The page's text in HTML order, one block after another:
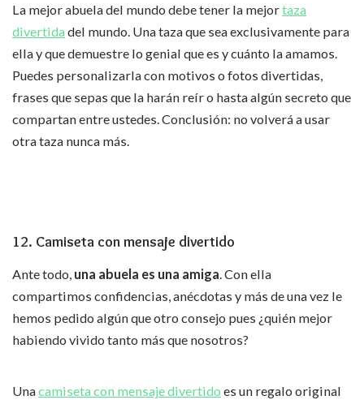
La mejor abuela del mundo debe tener la mejortaza
divertida del mundo. Una taza que sea exclusivamente para
ella y que demuestre lo genial que es y cuánto la amamos.
Puedes personalizarla con motivos o fotos divertidas,
frases que sepas que la harán reír o hasta algún secreto que
compartan entre ustedes. Conclusión: no volverá a usar
otra taza nunca más.
12. Camiseta con mensaje divertido
Ante todo, una abuela es una amiga. Con ella
compartimos confidencias, anécdotas y más de una vez le
hemos pedido algún que otro consejo pues ¿quién mejor
habiendo vivido tanto más que nosotros?
Unacamiseta con mensaje divertido es un regalo original